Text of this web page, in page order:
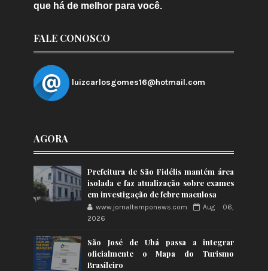
que há de melhor para você.
FALE CONOSCO
luizcarlosgomes16@hotmail.com
AGORA
Prefeitura de São Fidélis mantém área
isolada e faz atualização sobre exames
em investigação de febre maculosa
www.jornaltemponews.com
Aug 06,
2026
São José de Ubá passa a integrar
oficialmente o Mapa do Turismo
Brasileiro